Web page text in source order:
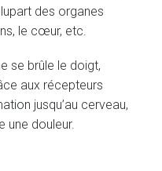
des organes
le cœur, etc.
se brûle le doigt,
aux récepteurs
jusqu’au cerveau,
une douleur.